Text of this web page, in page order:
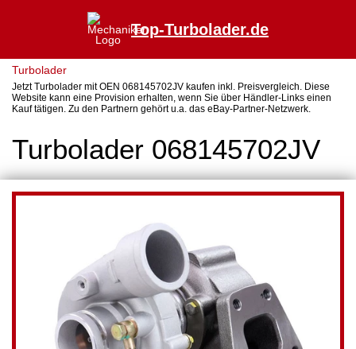
Top-Turbolader.de
Turbolader
Jetzt Turbolader mit OEN 068145702JV kaufen inkl. Preisvergleich. Diese
Website kann eine Provision erhalten, wenn Sie über Händler-Links einen
Kauf tätigen. Zu den Partnern gehört u.a. das eBay-Partner-Netzwerk.
Turbolader 068145702JV